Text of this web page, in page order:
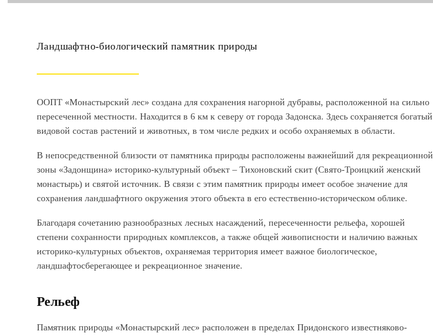
Ландшафтно-биологический памятник природы
ООПТ «Монастырский лес» создана для сохранения нагорной дубравы, расположенной на сильно
пересеченной местности. Находится в 6 км к северу от города Задонска. Здесь сохраняется богатый
видовой состав растений и животных, в том числе редких и особо охраняемых в области.
В непосредственной близости от памятника природы расположены важнейший для рекреационной
зоны «Задонщина» историко-культурный объект – Тихоновский скит (Свято-Троицкий женский
монастырь) и святой источник. В связи с этим памятник природы имеет особое значение для
сохранения ландшафтного окружения этого объекта в его естественно-историческом облике.
Благодаря сочетанию разнообразных лесных насаждений, пересеченности рельефа, хорошей
степени сохранности природных комплексов, а также общей живописности и наличию важных
историко-культурных объектов, охраняемая территория имеет важное биологическое,
ландшафтосберегающее и рекреационное значение.
Рельеф
Памятник природы «Монастырский лес» расположен в пределах Придонского известняково-